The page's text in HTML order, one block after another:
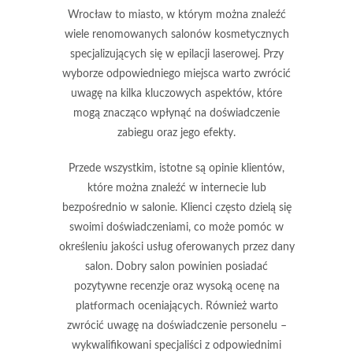
Wrocław to miasto, w którym można znaleźć
wiele renomowanych salonów kosmetycznych
specjalizujących się w epilacji laserowej. Przy
wyborze odpowiedniego miejsca warto zwrócić
uwagę na kilka kluczowych aspektów, które
mogą znacząco wpłynąć na doświadczenie
zabiegu oraz jego efekty.
Przede wszystkim, istotne są opinie klientów,
które można znaleźć w internecie lub
bezpośrednio w salonie. Klienci często dzielą się
swoimi doświadczeniami, co może pomóc w
określeniu jakości usług oferowanych przez dany
salon. Dobry salon powinien posiadać
pozytywne recenzje oraz wysoką ocenę na
platformach oceniających. Również warto
zwrócić uwagę na doświadczenie personelu –
wykwalifikowani specjaliści z odpowiednimi